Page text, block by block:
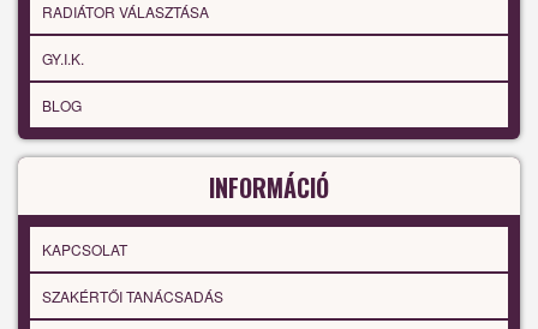
RADIÁTOR VÁLASZTÁSA
GY.I.K.
BLOG
INFORMÁCIÓ
KAPCSOLAT
SZAKÉRTŐI TANÁCSADÁS